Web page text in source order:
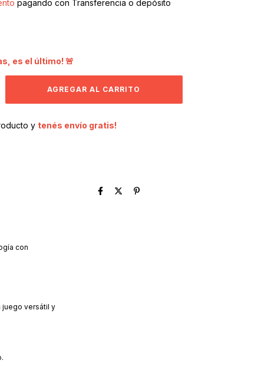
pagando con Transferencia o depósito
es el último! 🚨
y tenés envío gratis!
con
juego versátil y